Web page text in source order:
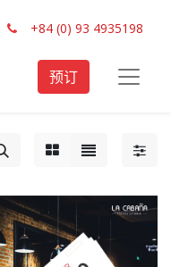
+84 (0) 93 4935198
预订